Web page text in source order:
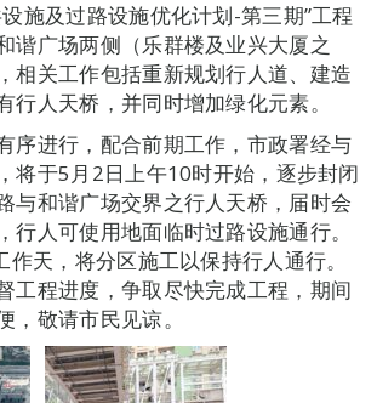
施及过路设施优化计划-第三期”工程
谐广场两侧（乐群楼及业兴大厦之
相关工作包括重新规划行人道、建造
行人天桥，并同时增加绿化元素。
序进行，配合前期工作，市政署经与
将于5月2日上午10时开始，逐步封闭
与和谐广场交界之行人天桥，届时会
行人可使用地面临时过路设施通行。
天，将分区施工以保持行人通行。
工程进度，争取尽快完成工程，期间
，敬请市民见谅。